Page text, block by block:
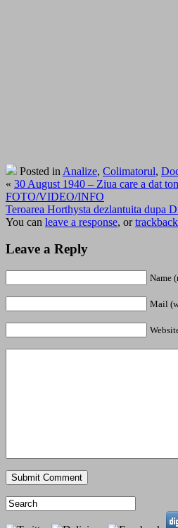
Posted in Analize, Colimatorul,
« 30 August 1940 – Ziua care a dat
FOTO/VIDEO/INFO
Teroarea Horthysta dezlantuita
You can leave a response, ortrackback
Leave a Reply
Name
Mail